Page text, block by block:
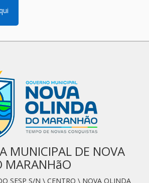
MUNICIPAL DE NOVA
MARANHãO
SESP S/N \ CENTRO \ NOVA OLINDA